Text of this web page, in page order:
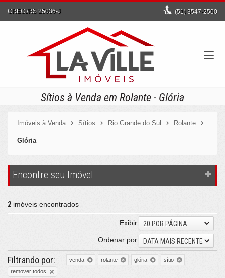
CRECI/RS 25036-J (51) 3547-2500
Sítios à Venda em Rolante - Glória
Imóveis à Venda Sítios Rio Grande do Sul Rolante
Glória
Encontre seu Imóvel
2 imóveis encontrados
Exibir
20 POR PÁGINA
Ordenar por
DATA MAIS RECENTE
Filtrando por: venda rolante glória
sítio
remover todos